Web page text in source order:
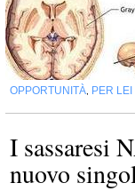
OPPORTUNITÀ PER LEI
I sassaresi
nuovo